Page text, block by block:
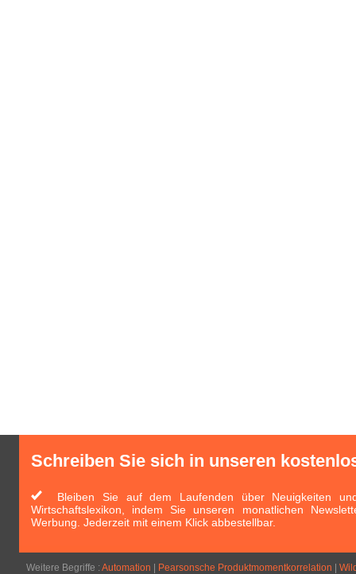
Schreiben Sie sich in unseren
Bleiben Sie auf dem Laufenden über Neuigkeiten
Wirtschaftslexikon, indem Sie unseren monatlichen
Werbung. Jederzeit mit einem Klick abbestellbar.
Weitere Begriffe : Automation Pearsonsche Produktmomentkorrelation